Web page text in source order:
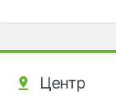
Центр